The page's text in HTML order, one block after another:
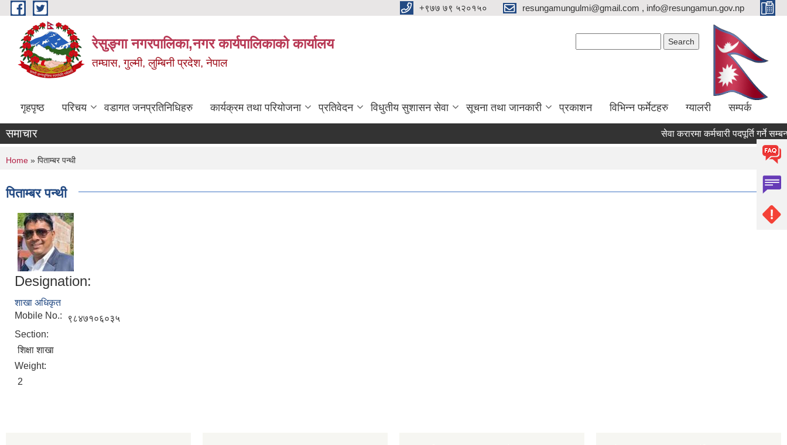
Skip to main content +९७७ ७९ ५२०१५० resungamungulmi@gmail.com , info@resungamun.gov.np
रेसुङ्गा नगरपालिका,नगर कार्यपालिकाको कार्यालय
तम्घास, गुल्मी, लुम्बिनी प्रदेश, नेपाल
गृहपृष्ठ परिचय वडागत जनप्रतिनिधिहरु कार्यक्रम तथा परियोजना प्रतिवेदन विधुतीय सुशासन सेवा सूचना तथा जानकारी प्रकाशन विभिन्न फर्मेटहरु ग्यालरी सम्पर्क
समाचार सेवा करारमा कर्मचारी पदपूर्ति गर्ने
You are here
Home » पिताम्बर पन्थी
पिताम्बर पन्थी
Designation:
शाखा अधिकृत
Mobile No.:
९८४७१०६०३५
Section:
शिक्षा शाखा
Weight:
2